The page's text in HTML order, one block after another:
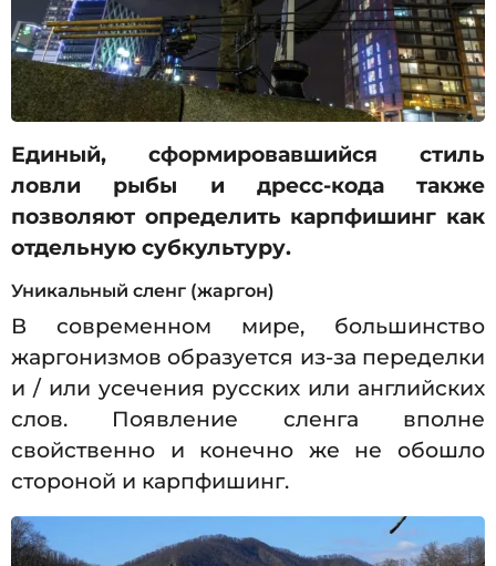
Единый, сформировавшийся стиль
ловли рыбы и дресс-кода также
позволяют определить карпфишинг как
отдельную субкультуру.
Уникальный сленг (жаргон)
В современном мире, большинство
жаргонизмов образуется из-за переделки
и / или усечения русских или английских
слов. Появление сленга вполне
свойственно и конечно же не обошло
стороной и карпфишинг.